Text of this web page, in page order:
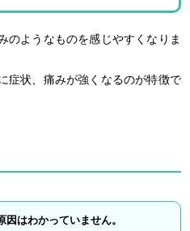
のようなものを感じやすくなりま
症状、痛みが強くなるのが特徴で
因はわかっていません。